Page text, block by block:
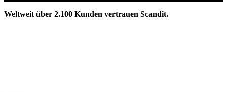
Weltweit über 2.100 Kunden vertrauen Scandit.